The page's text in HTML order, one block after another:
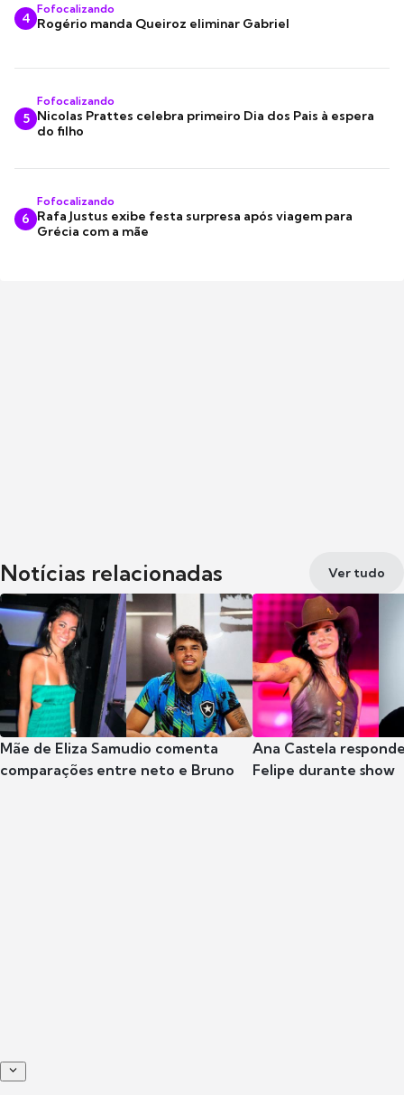
4
Fofocalizando
Rogério manda Queiroz eliminar Gabriel
5
Fofocalizando
Nicolas Prattes celebra primeiro Dia dos Pais à espera
do filho
6
Fofocalizando
Rafa Justus exibe festa surpresa após viagem para
Grécia com a mãe
Notícias relacionadas Ver tudo
Mãe de Eliza Samudio comenta
comparações entre neto e Bruno
Ana Castela
Felipe durante show